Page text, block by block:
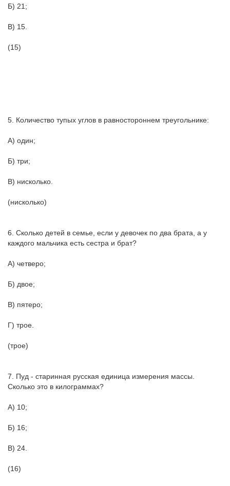
Б) 21;
В) 15.
(15)
5. Количество тупых углов в равностороннем треугольнике:
А) один;
Б) три;
В) нисколько.
(нисколько)
6. Сколько детей в семье, если у девочек по два брата, а у
каждого мальчика есть сестра и брат?
А) четверо;
Б) двое;
В) пятеро;
Г) трое.
(трое)
7. Пуд - старинная русская единица измерения массы.
Сколько это в килограммах?
А) 10;
Б) 16;
В) 24.
(16)